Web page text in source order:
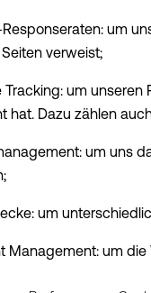
um
verweist;
Tracking: um
hat. Dazu zählen
um uns
um
Management: um